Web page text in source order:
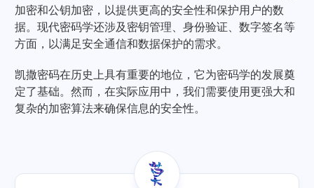
加密和公钥加密，以提供更高的安全性和保护用户的数
据。现代密码学还涉及密钥管理、身份验证、数字签名等
方面，以满足安全通信和数据保护的需求。
凯撒密码在历史上具有重要的地位，它为密码学的发展奠
定了基础。然而，在实际应用中，我们需要使用更强大和
复杂的加密算法来确保信息的安全性。